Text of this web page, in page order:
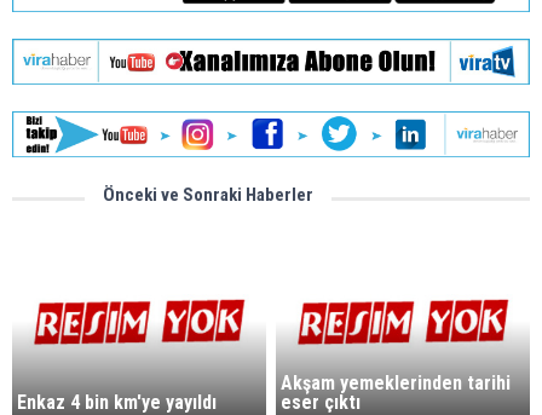
Önceki ve Sonraki Haberler
Enkaz 4 bin km'ye yayıldı
Akşam yemeklerinden tarihi
eser çıktı